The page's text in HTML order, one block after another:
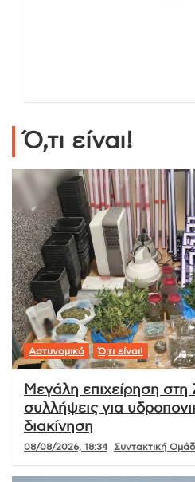
Ό,τι είναι!
Αστυνομικό Ό,τι είναι!
Μεγάλη επιχείρηση
συλλήψεις για
διακίνηση
08/08/2026, 18:34 Συντακτική